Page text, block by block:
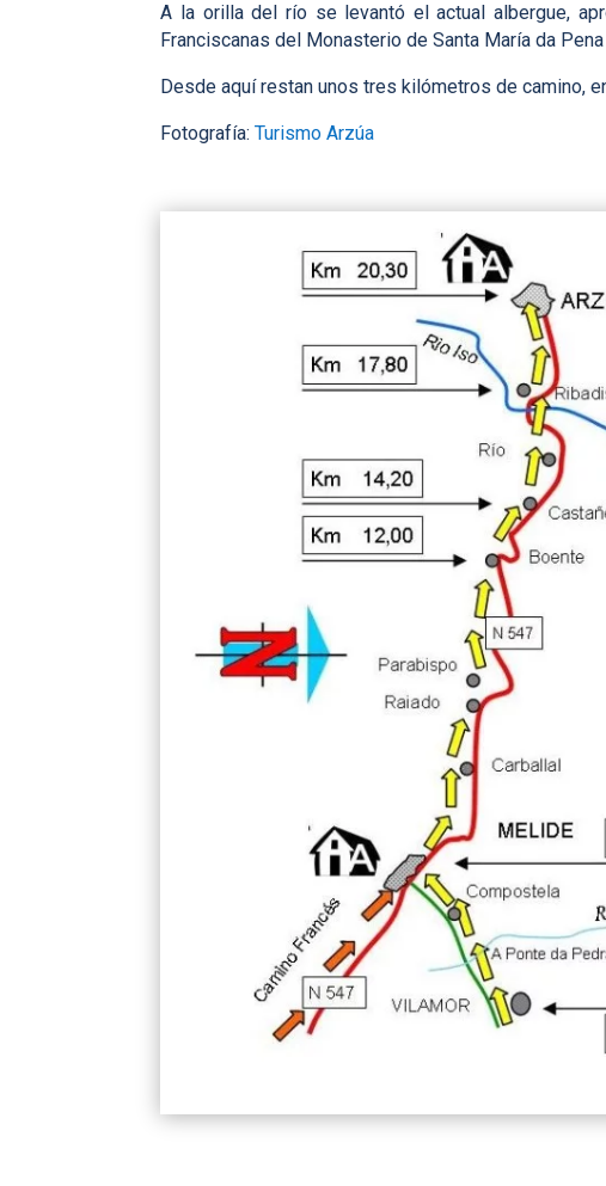
A la orilla del río se levantó el actual albergue,
Franciscanas del Monasterio de Santa María da
Desde aquí restan unos tres kilómetros de camino,
Fotografía:Turismo Arzúa